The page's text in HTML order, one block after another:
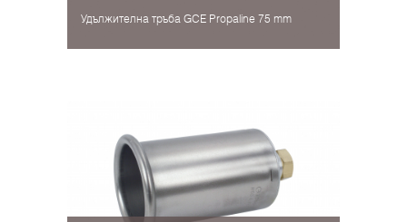
Удължителна тръба GCE Propaline 75 mm